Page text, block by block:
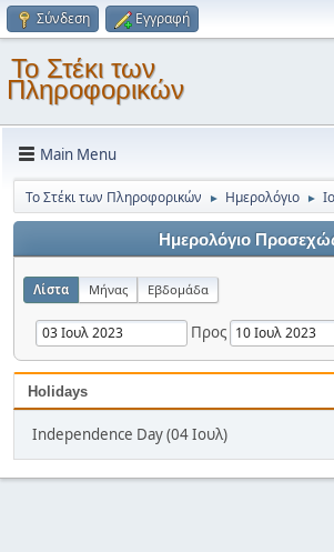
Σύνδεση Εγγραφή
Το Στέκι των
Πληροφορικών
Main Menu
Το Στέκι των Πληροφορικών ► Ημερολόγιο ►
Ημερολόγιο
Λίστα Μήνας Εβδομάδα
Προς
Holidays
Independence Day (04 Ιουλ)